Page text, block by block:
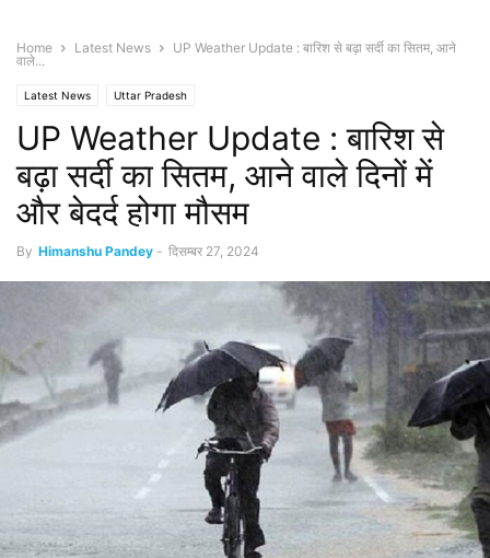
Home Latest News
UP Weather Update : बारिश से बढ़ा सर्दी का सितम, आने
वाले...
Latest News Uttar Pradesh
UP Weather Update : बारिश से
बढ़ा सर्दी का सितम, आने वाले दिनों में
और बेदर्द होगा मौसम
By Himanshu Pandey - दिसम्बर 27, 2024